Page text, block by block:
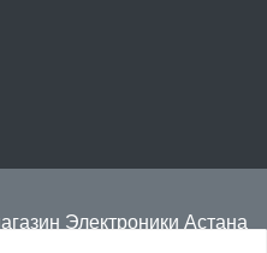
Электроники Астана